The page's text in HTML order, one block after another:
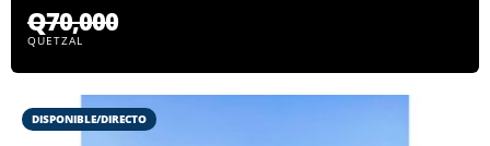
Q70,000
QUETZAL
DISPONIBLE/DIRECTO